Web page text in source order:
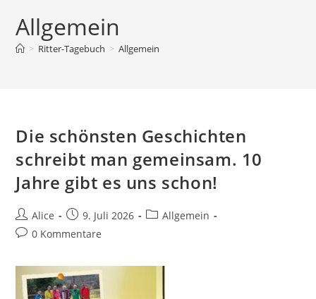
Allgemein
> Ritter-Tagebuch > Allgemein
Die schönsten Geschichten
schreibt man gemeinsam. 10
Jahre gibt es uns schon!
Beitrags-
Autor:
Alice
Beitrag
veröffentlicht:
9. Juli 2026
Beitrags-
Allgemein
Beitrags-
0 Kommentare